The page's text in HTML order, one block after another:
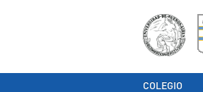
COLEGIO